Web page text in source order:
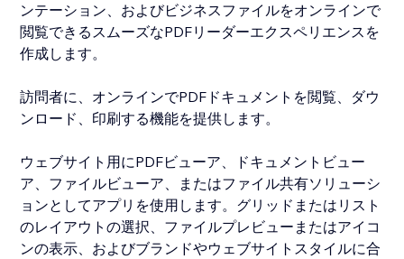
ンテーション、およびビジネスファイルをオンラインで
閲覧できるスムーズなPDFリーダーエクスペリエンスを
作成します。
訪問者に、オンラインでPDFドキュメントを閲覧、ダウ
ンロード、印刷する機能を提供します。
ウェブサイト用にPDFビューア、ドキュメントビュー
ア、ファイルビューア、またはファイル共有ソリューシ
ョンとしてアプリを使用します。グリッドまたはリスト
のレイアウトの選択、ファイルプレビューまたはアイコ
ンの表示、およびブランドやウェブサイトスタイルに合